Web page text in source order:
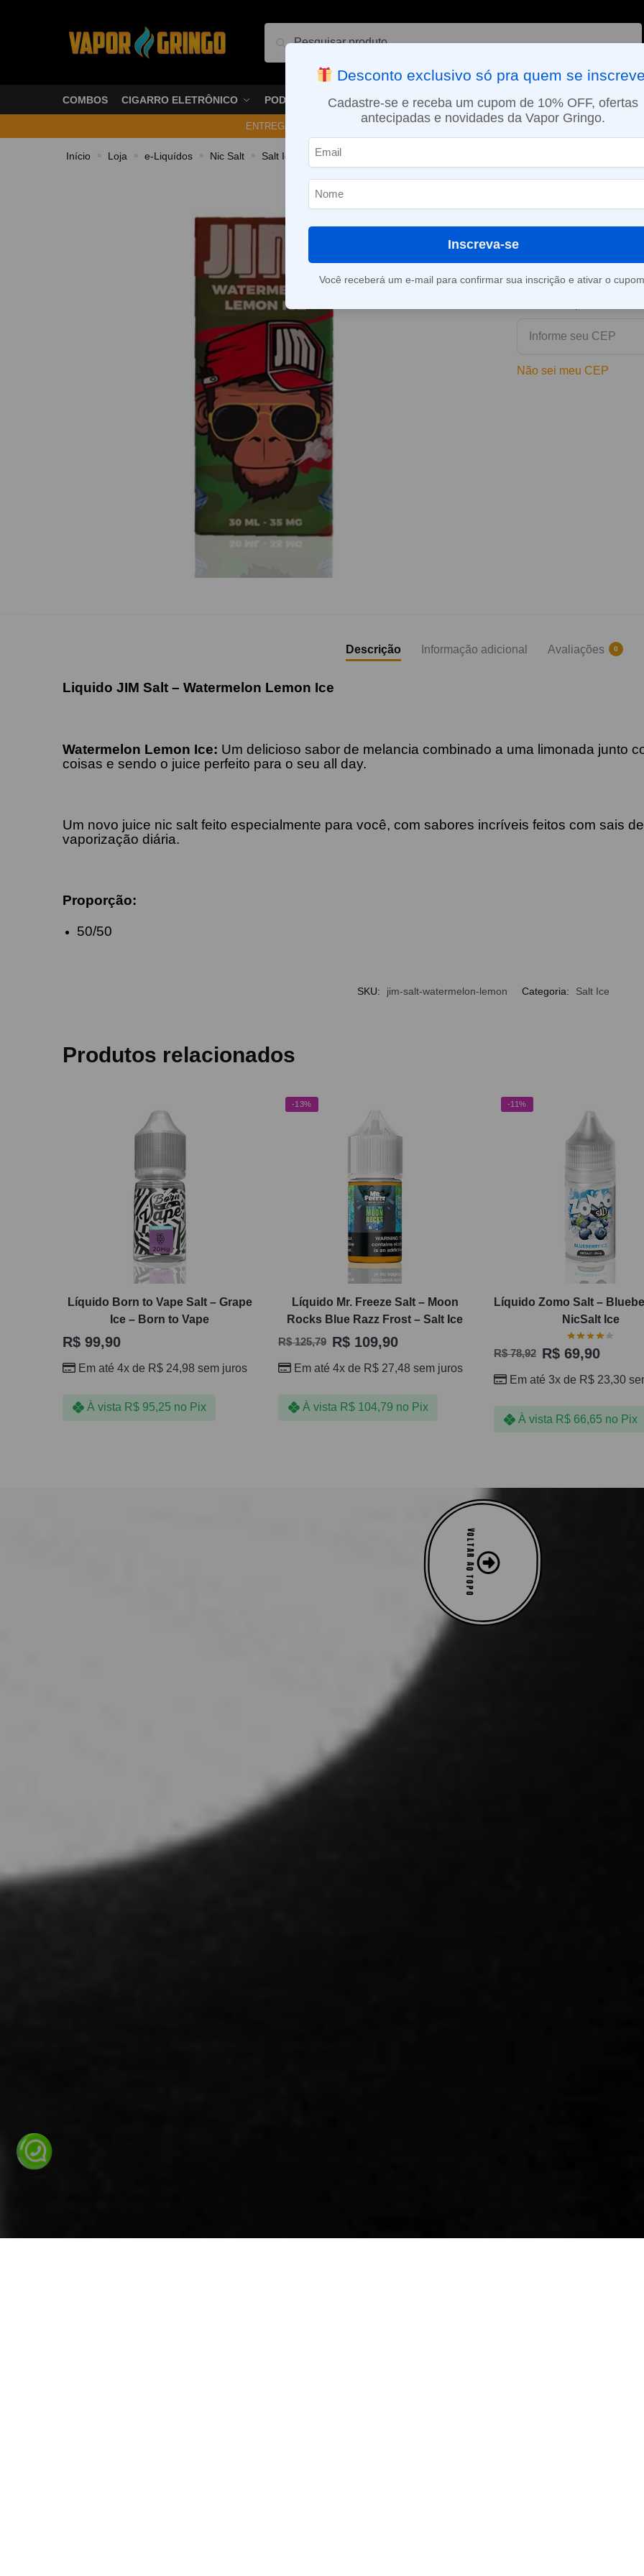
Pesquisar
COMBOS CIGARRO ELETRÔNICO PODS VAPORIZADOR DE ERVAS E-LIQUÍDOS NICOTINA ORAL
ENTREGA NO MESMO DIA EM SÃO PAULO (SEG A SEX): PEDIDOS APROVADOS ATÉ
Início » Loja » e-Liquídos » Nic Salt » Salt Ice Líquido Jim Vapors Salt – Watermelon Lemon Ice
Líquido Jim
Watermelon
Este produto está fora
Não sei meu CEP
Descrição Informação adicional Avaliações 0
Liquido JIM Salt –Watermelon Lemon Ice
Watermelon Lemon Ice: Um delicioso sabor de melancia combinado a uma limonada junto
coisas e sendo o juice perfeito para o seu all day.
Um novo juice nic salt feito especialmente para você, com sabores incríveis feitos com sais
vaporização diária.
Proporção:
50/50
SKU: jim-salt-watermelon-lemon Categoria: Salt Ice
Produtos relacionados
Líquido Born to Vape Salt – Grape
Ice – Born to Vape
R$ 99,90
Em até 4x de R$ 24,98 sem juros
À vista R$95,25 no Pix
-13%
Líquido Mr. Freeze Salt – Moon
Rocks Blue Razz Frost – Salt Ice
R$125,79 R$ 109,90
Em até 4x de R$ 27,48 sem juros
À vista R$104,79 no Pix
-11%
Líquido Zomo Salt –
NicSalt Ice
R$78,92 R$69,90
Em até 3x de R$23,30
À vista R$66,65 no Pix
VOLTAR AO TOPO
Desconto exclusivo só pra quem se
Cadastre-se e receba um cupom de 10% OFF, ofertas
antecipadas e novidades da Vapor Gringo.
Inscreva-se
Você receberá um e-mail para confirmar sua inscrição e ativar o